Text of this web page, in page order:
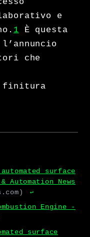
e
1 È questa
che
finitura
surface
News
↩
Engine -
surface